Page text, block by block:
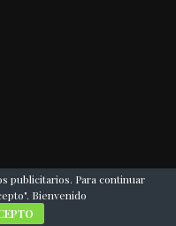
publicitarios. Para continuar
Bienvenido